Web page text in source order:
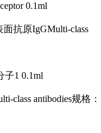
0.1ml
抗原IgGMulti-class
子1 0.1ml
class antibodies规格：